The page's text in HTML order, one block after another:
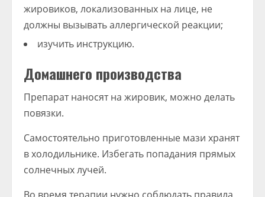
жировиков, локализованных на лице, не
должны вызывать аллергической реакции;
изучить инструкцию.
Домашнего производства
Препарат наносят на жировик, можно делать
повязки.
Самостоятельно приготовленные мази хранят
в холодильнике. Избегать попадания прямых
солнечных лучей.